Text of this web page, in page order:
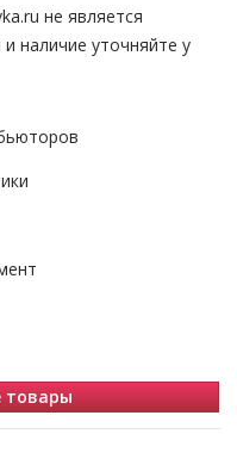
не является
наличие уточняйте у
товары